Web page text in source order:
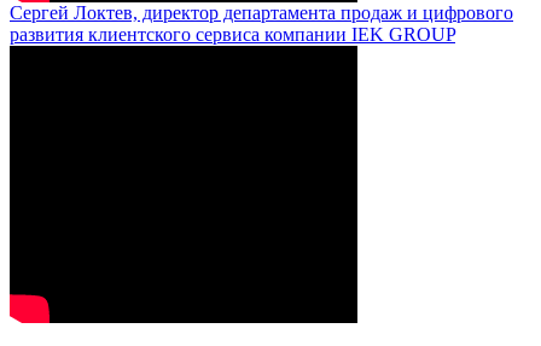
Сергей Локтев, директор департамента продаж и цифрового
развития клиентского сервиса компании IEK GROUP